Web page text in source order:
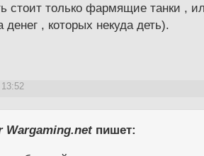
стоит только фармящие танки ,
денег , которых некуда деть).
Wargaming.netпишет: